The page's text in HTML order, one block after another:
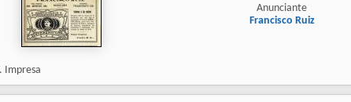
Anunciante
Francisco Ruiz
Impresa